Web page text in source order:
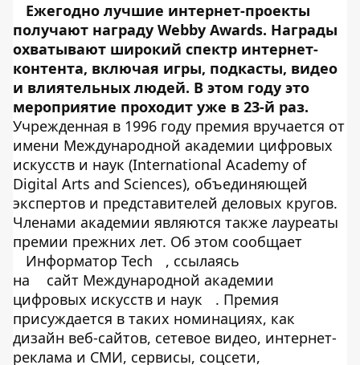
Ежегодно лучшие интернет-проекты
получают награду Webby Awards. Награды
охватывают широкий спектр интернет-
контента, включая игры, подкасты, видео
и влиятельных людей. В этом году это
мероприятие проходит уже в 23-й раз.
Учрежденная в 1996 году премия вручается от
имени Международной академии цифровых
искусств и наук (International Academy of
Digital Arts and Sciences), объединяющей
экспертов и представителей деловых кругов.
Членами академии являются также лауреаты
премии прежних лет. Об этом сообщает
Информатор Tech
, ссылаясь
на
сайт Международной академии
цифровых искусств и наук
. Премия
присуждается в таких номинациях, как
дизайн веб-сайтов, сетевое видео, интернет-
реклама и СМИ, сервисы, соцсети,